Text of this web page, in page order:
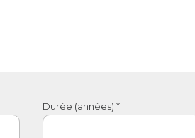
Durée (années) *